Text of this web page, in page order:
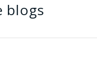
blogs